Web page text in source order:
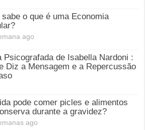
sabe o que é uma Economia
ago
Psicografada de Isabella Nardoni :
Diz a Mensagem e a Repercussão
pode comer picles e alimentos
durante a gravidez?
ago